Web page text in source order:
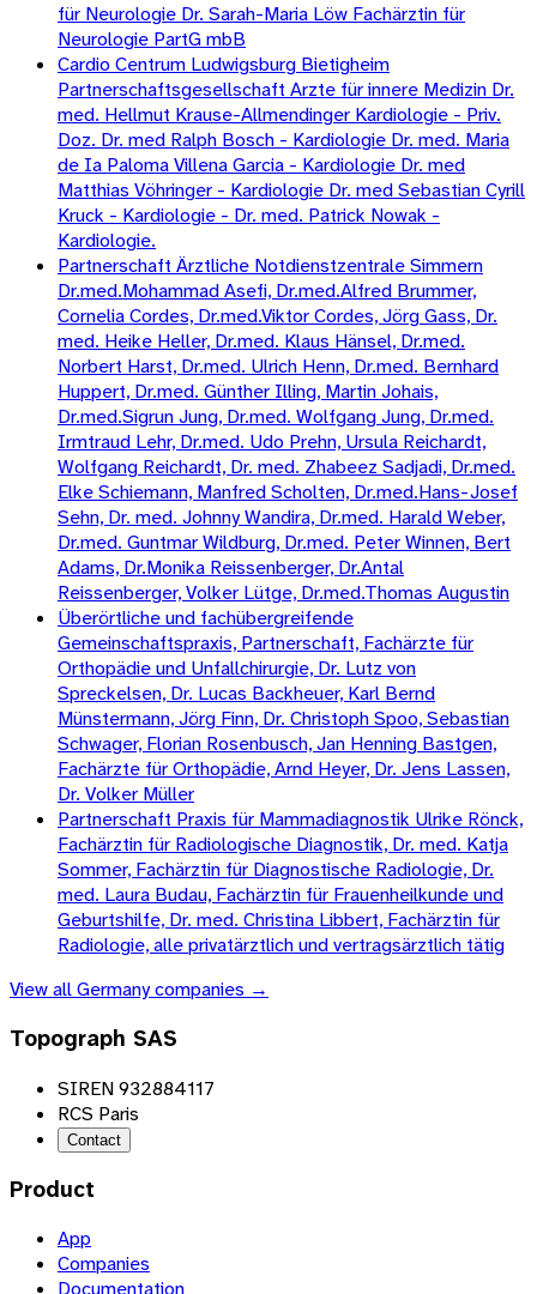
für Neurologie Dr. Sarah-Maria Löw Fachärztin für
Neurologie PartG mbB
Cardio Centrum Ludwigsburg Bietigheim
Partnerschaftsgesellschaft Arzte für innere Medizin Dr.
med. Hellmut Krause-Allmendinger Kardiologie - Priv.
Doz. Dr. med Ralph Bosch - Kardiologie Dr. med. Maria
de Ia Paloma Villena Garcia - Kardiologie Dr. med
Matthias Vöhringer - Kardiologie Dr. med Sebastian Cyrill
Kruck - Kardiologie - Dr. med. Patrick Nowak -
Kardiologie.
Partnerschaft Ärztliche Notdienstzentrale Simmern
Dr.med.Mohammad Asefi, Dr.med.Alfred Brummer,
Cornelia Cordes, Dr.med.Viktor Cordes, Jörg Gass, Dr.
med. Heike Heller, Dr.med. Klaus Hänsel, Dr.med.
Norbert Harst, Dr.med. Ulrich Henn, Dr.med. Bernhard
Huppert, Dr.med. Günther Illing, Martin Johais,
Dr.med.Sigrun Jung, Dr.med. Wolfgang Jung, Dr.med.
Irmtraud Lehr, Dr.med. Udo Prehn, Ursula Reichardt,
Wolfgang Reichardt, Dr. med. Zhabeez Sadjadi, Dr.med.
Elke Schiemann, Manfred Scholten, Dr.med.Hans-Josef
Sehn, Dr. med. Johnny Wandira, Dr.med. Harald Weber,
Dr.med. Guntmar Wildburg, Dr.med. Peter Winnen, Bert
Adams, Dr.Monika Reissenberger, Dr.Antal
Reissenberger, Volker Lütge, Dr.med.Thomas Augustin
Überörtliche und fachübergreifende
Gemeinschaftspraxis, Partnerschaft, Fachärzte für
Orthopädie und Unfallchirurgie, Dr. Lutz von
Spreckelsen, Dr. Lucas Backheuer, Karl Bernd
Münstermann, Jörg Finn, Dr. Christoph Spoo, Sebastian
Schwager, Florian Rosenbusch, Jan Henning Bastgen,
Fachärzte für Orthopädie, Arnd Heyer, Dr. Jens Lassen,
Dr. Volker Müller
Partnerschaft Praxis für Mammadiagnostik Ulrike Rönck,
Fachärztin für Radiologische Diagnostik, Dr. med. Katja
Sommer, Fachärztin für Diagnostische Radiologie, Dr.
med. Laura Budau, Fachärztin für Frauenheilkunde und
Geburtshilfe, Dr. med. Christina Libbert, Fachärztin für
Radiologie, alle privatärztlich und vertragsärztlich tätig
View allGermanycompanies →
Topograph SAS
SIREN 932884117
RCS Paris
Contact
Product
App
Companies
Documentation